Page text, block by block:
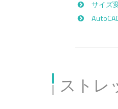
サイズ
ストレ